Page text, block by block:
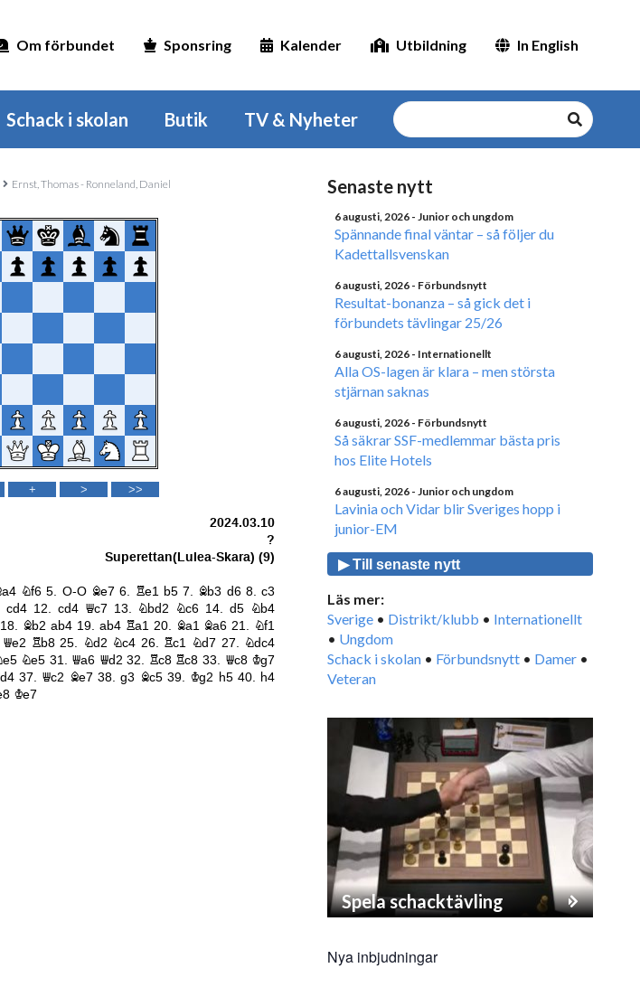
Om förbundet Sponsring Kalender Utbildning In English
Schack i skolan Butik TV & Nyheter
Ernst, Thomas - Ronneland, Daniel Senaste nytt
6 augusti, 2026 - Junior och ungdom
Spännande final väntar – så följer du
Kadettallsvenskan
6 augusti, 2026 - Förbundsnytt
Resultat-bonanza – så gick det i
förbundets tävlingar 25/26
6 augusti, 2026 - Internationellt
Alla OS-lagen är klara – men största
stjärnan saknas
6 augusti, 2026 - Förbundsnytt
Så säkrar SSF-medlemmar bästa pris
hos Elite Hotels
6 augusti, 2026 - Junior och ungdom
Lavinia och Vidar blir Sveriges hopp i
junior-EM
▶ Till senaste nytt
Läs mer:
Sverige • Distrikt/klubb • Internationellt
• Ungdom
Schack i skolan • Förbundsnytt • Damer •
Veteran
Spela schacktävling
Nya inbjudningar